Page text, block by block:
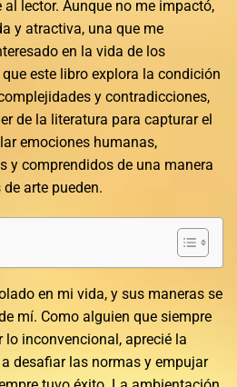
lector. Aunque no me impactó,
y atractiva, una que me
en la vida de los
este libro explora la condición
y contradicciones,
de la literatura para capturar el
emociones humanas,
y comprendidos de una manera
arte pueden.
en mi vida, y sus maneras se
mí. Como alguien que siempre
inconvencional, aprecié la
desafiar las normas y empujar